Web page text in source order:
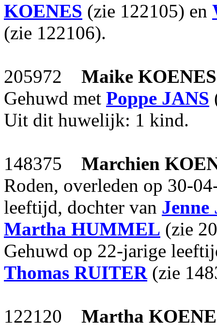
KOENES (zie 122105) en
(zie 122106).
205972 Maike KOENES
Gehuwd met Poppe JANS
Uit dit huwelijk: 1 kind.
148375 Marchien
Roden, overleden op 30-
leeftijd, dochter van Jenne
Martha HUMMEL (zie
Gehuwd op 22-jarige
Thomas RUITER(zie
122120 Martha